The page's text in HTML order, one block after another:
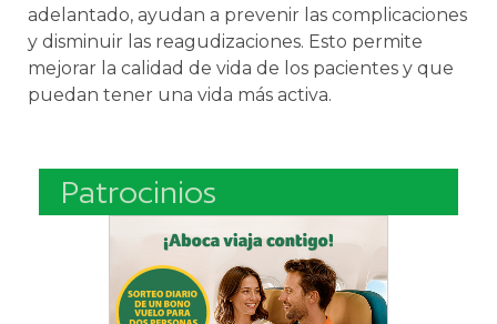
adelantado, ayudan a prevenir las complicaciones
y disminuir las reagudizaciones. Esto permite
mejorar la calidad de vida de los pacientes y que
puedan tener una vida más activa.
Patrocinios